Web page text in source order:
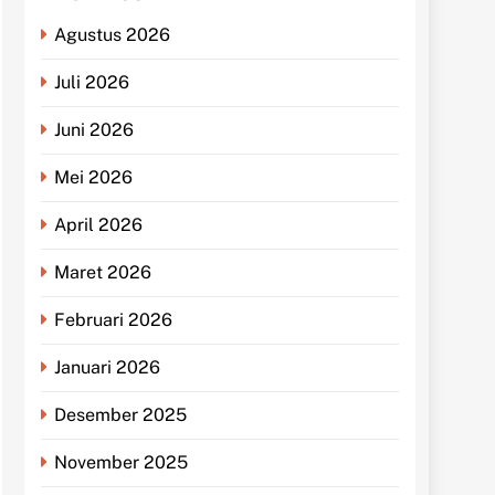
Agustus 2026
Juli 2026
Juni 2026
Mei 2026
April 2026
Maret 2026
Februari 2026
Januari 2026
Desember 2025
November 2025